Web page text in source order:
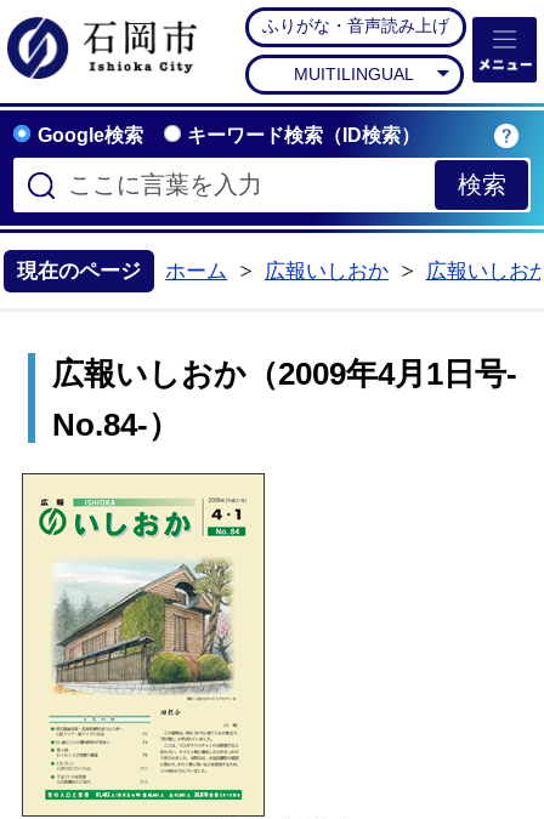
石岡市公式ホームペー
ふりがな・音声読み上げ
MUITILINGUAL
Google検索 キーワード検索（ID検索）
現在のページ ホーム
広報いしおか
広報いしお
広報いしおか（2009年4月1日号-
No.84-）